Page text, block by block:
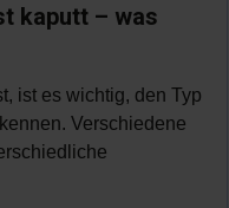
kaputt – was
ist es wichtig, den Typ
Verschiedene